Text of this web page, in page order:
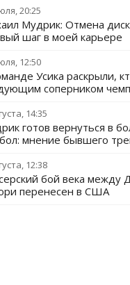
20:25
Мудрик: Отмена
шаг в моей карьере
12:50
Усика раскрыли,
соперником
14:35
готов вернуться в
мнение бывшего
12:38
бой века между
перенесен в США